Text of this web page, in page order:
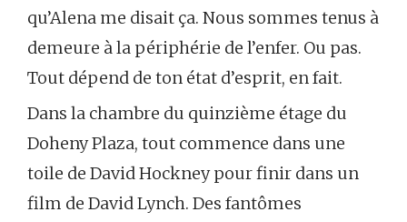
qu’Alena me disait ça. Nous sommes tenus à
demeure à la périphérie de l’enfer. Ou pas.
Tout dépend de ton état d’esprit, en fait.
Dans la chambre du quinzième étage du
Doheny Plaza, tout commence dans une
toile de David Hockney pour finir dans un
film de David Lynch. Des fantômes